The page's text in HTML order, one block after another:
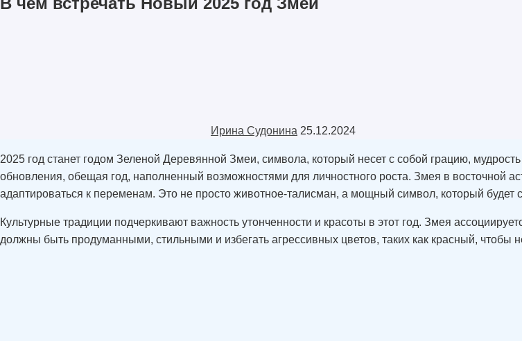
Ирина Судонина 25.12.2024
2025 год станет годом Зеленой Деревянной Змеи, символа, который несет с собой грацию,
обновления, обещая год, наполненный возможностями для личностного роста. Змея в восточной
адаптироваться к переменам. Это не просто животное-талисман, а мощный символ, который будет
Культурные традиции подчеркивают важность утонченности и красоты в этот год. Змея
должны быть продуманными, стильными и избегать агрессивных цветов, таких как красный, чтобы